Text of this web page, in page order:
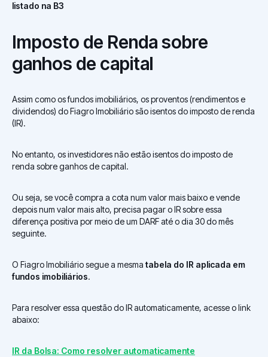
listado na B3
Imposto de Renda sobre
ganhos de capital
Assim como os fundos imobiliários, os proventos (rendimentos e
dividendos) do Fiagro Imobiliário são isentos do imposto de renda
(IR).
No entanto, os investidores não estão isentos do imposto de
renda sobre ganhos de capital.
Ou seja, se você compra a cota num valor mais baixo e vende
depois num valor mais alto, precisa pagar o IR sobre essa
diferença positiva por meio de um DARF até o dia 30 do mês
seguinte.
O Fiagro Imobiliário segue a mesma tabela do IR aplicada em
fundos imobiliários.
Para resolver essa questão do IR automaticamente, acesse o link
abaixo:
IR da Bolsa: Como resolver automaticamente